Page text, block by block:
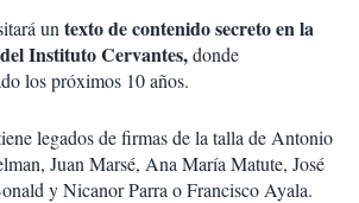
un texto de contenido secreto en la
Instituto Cervantes,donde
los próximos 10 años.
legados de firmas de la talla de Antonio
Juan Marsé, Ana María Matute, José
y Nicanor Parra o Francisco Ayala.